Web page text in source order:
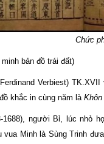
Chức
bản đồ trái đất)
Verbiest)
khắc in cùng năm là Khôn
1688), người Bỉ, lúc
Minh là Sùng Trinh